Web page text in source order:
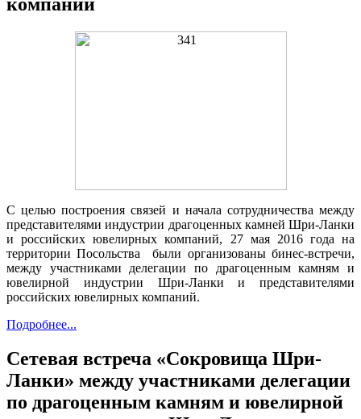
С целью построения связей и начала сотрудничества между
представителями индустрии драгоценных камней Шри-Ланки
и российских ювелирных компаний, 27 мая 2016 года на
территории Посольства были организованы бинес-встречи,
между участниками делегации по драгоценным камням и
ювелирной индустрии Шри-Ланки и представителями
российских ювелирных компаний.
Подробнее...
Сетевая встреча «Сокровища Шри-
Ланки» между участниками делегации
по драгоценным камням и ювелирной